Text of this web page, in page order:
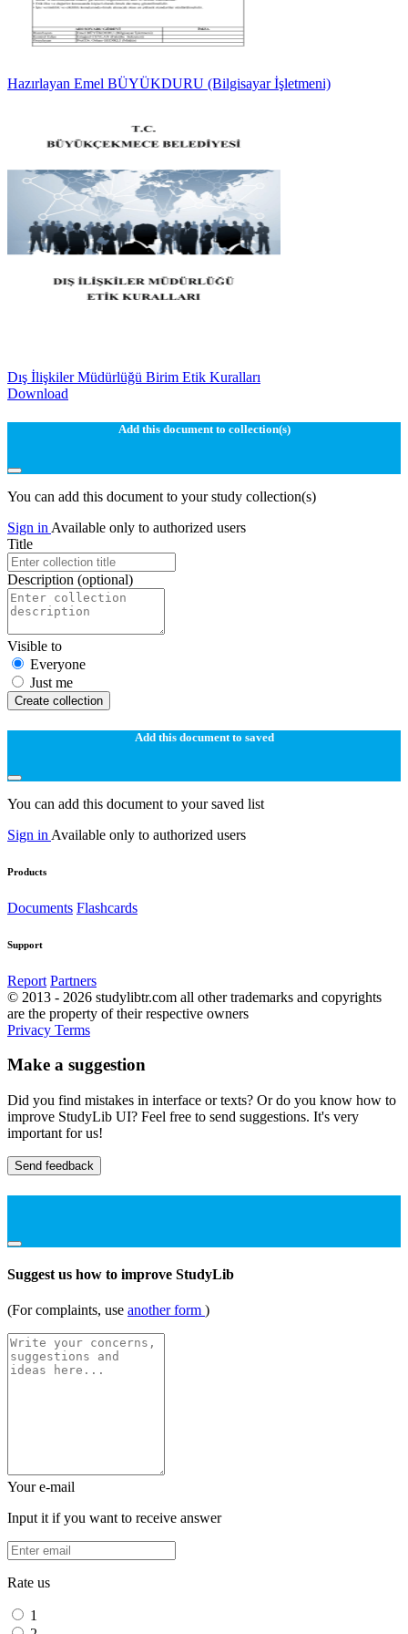
Hazırlayan Emel BÜYÜKDURU (Bilgisayar İşletmeni)
Dış İlişkiler Müdürlüğü Birim Etik Kuralları
Download
Add this document to collection(s)
You can add this document to your study collection(s)
Sign in Available only to authorized users
Title
Description (optional)
Visible to
Everyone
Just me
Create collection
Add this document to saved
You can add this document to your saved list
Sign in Available only to authorized users
Products
Documents Flashcards
Support
Report Partners
© 2013 - 2026 studylibtr.com all other trademarks and copyrights
are the property of their respective owners
Privacy Terms
Make a suggestion
Did you find mistakes in interface or texts? Or do you know how to
improve StudyLib UI? Feel free to send suggestions. It's very
important for us!
Send feedback
Suggest us how to improve StudyLib
(For complaints, use another form )
Your e-mail
Input it if you want to receive answer
Rate us
1